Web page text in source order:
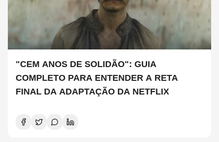
"CEM ANOS DE SOLIDÃO": GUIA
COMPLETO PARA ENTENDER A RETA
FINAL DA ADAPTAÇÃO DA NETFLIX